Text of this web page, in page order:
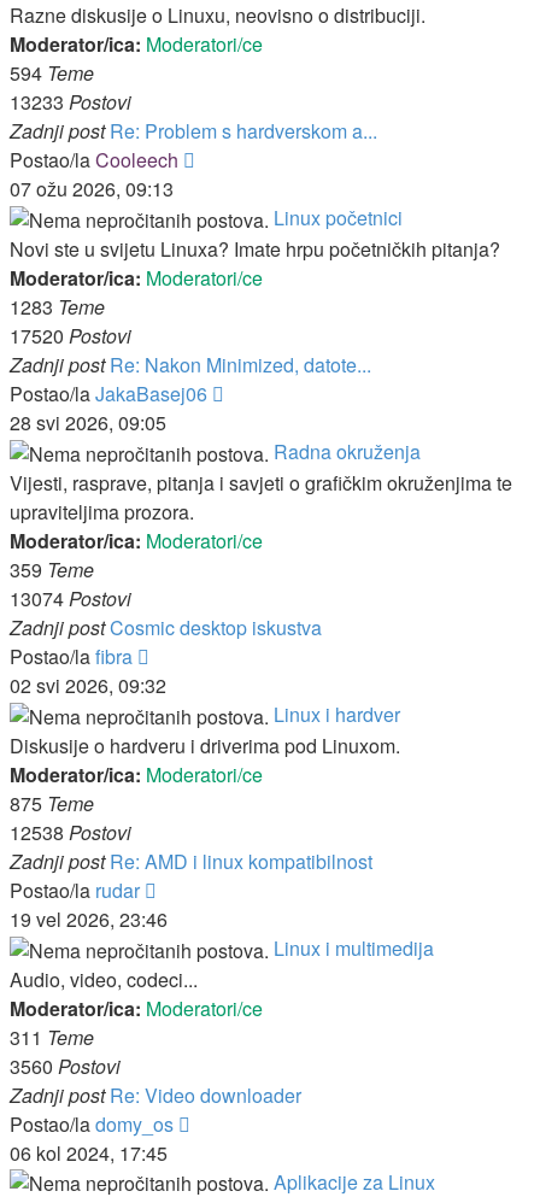
Razne diskusije o Linuxu, neovisno o distribuciji.
Moderator/ica: Moderatori/ce
594 Teme
13233 Postovi
Zadnji post Re: Problem s hardverskom a...
Postao/laCooleech
07 ožu 2026, 09:13
Linux početnici
Novi ste u svijetu Linuxa? Imate hrpu početničkih pitanja?
Moderator/ica: Moderatori/ce
1283 Teme
17520 Postovi
Zadnji post Re: Nakon Minimized, datote...
Postao/laJakaBasej06
28 svi 2026, 09:05
Radna okruženja
Vijesti, rasprave, pitanja i savjeti o grafičkim okruženjima te
upraviteljima prozora.
Moderator/ica: Moderatori/ce
359 Teme
13074Postovi
Zadnji postCosmic desktop iskustva
Postao/lafibra
post
02 svi 2026, 09:32
Linux i hardver
Diskusije o hardveru i driverima pod Linuxom.
Moderator/ica: Moderatori/ce
875 Teme
12538 Postovi
Zadnji post Re: AMD i linux kompatibilnost
Postao/la rudar
post
19 vel 2026, 23:46
Linux i multimedija
Audio, video, codeci...
Moderator/ica: Moderatori/ce
311 Teme
3560 Postovi
Zadnji post Re: Video downloader
Postao/ladomy_os
06 kol 2024, 17:45
Aplikacije za Linux